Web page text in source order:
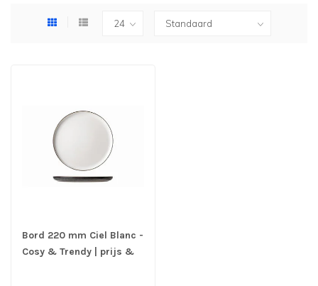
Bord 220 mm Ciel Blanc -
Cosy & Trendy | prijs &